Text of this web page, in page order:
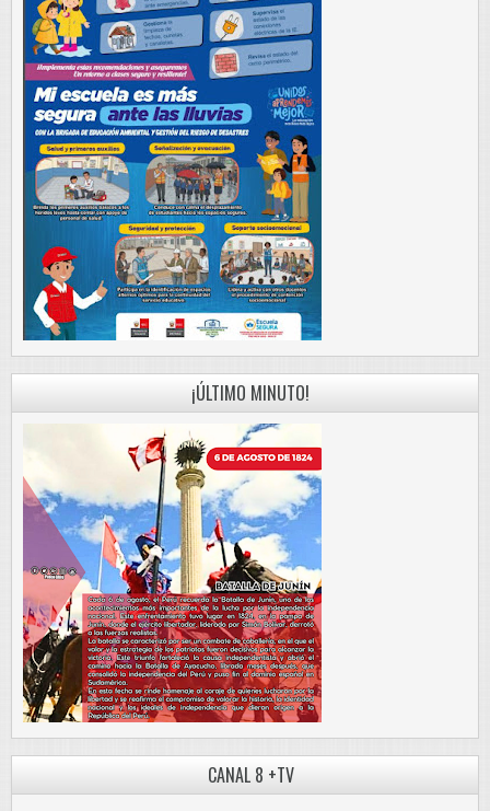
¡ÚLTIMO MINUTO!
CANAL 8 +TV